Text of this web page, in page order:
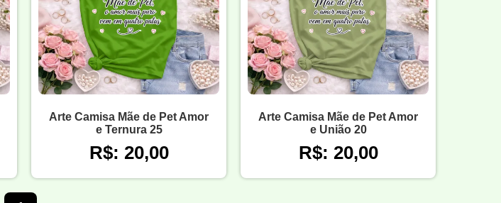
Arte Camisa Mãe de Pet Amor
e Ternura 25
R$: 20,00
Arte Camisa Mãe de Pet Amor
e União 20
R$: 20,00